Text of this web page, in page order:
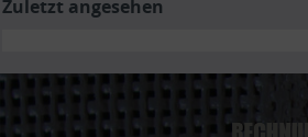
Zuletzt angesehen